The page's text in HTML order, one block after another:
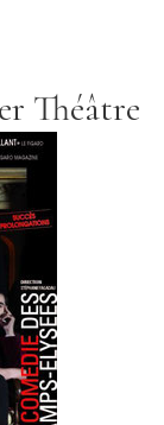
Théâtre